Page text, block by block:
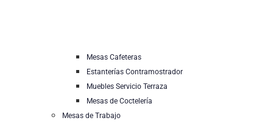
Mesas Cafeteras
Estanterías Contramostrador
Muebles Servicio Terraza
Mesas de Coctelería
Mesas de Trabajo